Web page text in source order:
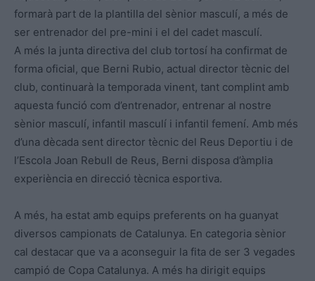
formarà part de la plantilla del sènior masculí, a més de
ser entrenador del pre-mini i el del cadet masculí.
A més la junta directiva del club tortosí ha confirmat de
forma oficial, que Berni Rubio, actual director tècnic del
club, continuarà la temporada vinent, tant complint amb
aquesta funció com d’entrenador, entrenar al nostre
sènior masculí, infantil masculí i infantil femení. Amb més
d’una dècada sent director tècnic del Reus Deportiu i de
l’Escola Joan Rebull de Reus, Berni disposa d’àmplia
experiència en direcció tècnica esportiva.
A més, ha estat amb equips preferents on ha guanyat
diversos campionats de Catalunya. En categoria sènior
cal destacar que va a aconseguir la fita de ser 3 vegades
campió de Copa Catalunya. A més ha dirigit equips